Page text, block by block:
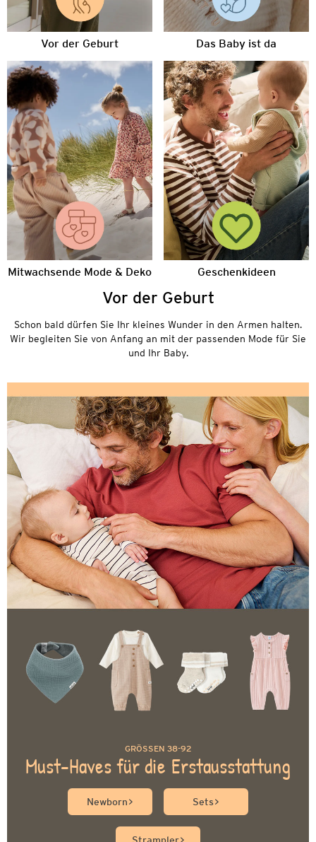
Vor der Geburt Das Baby ist da
Mitwachsende Mode & Deko Geschenkideen
Vor der Geburt
Schon bald dürfen Sie Ihr kleines Wunder in den Armen halten.
Wir begleiten Sie von Anfang an mit der passenden Mode für Sie
und Ihr Baby.
GRÖSSEN 38-92
Must-Haves für die Erstausstattung
Newborn Sets